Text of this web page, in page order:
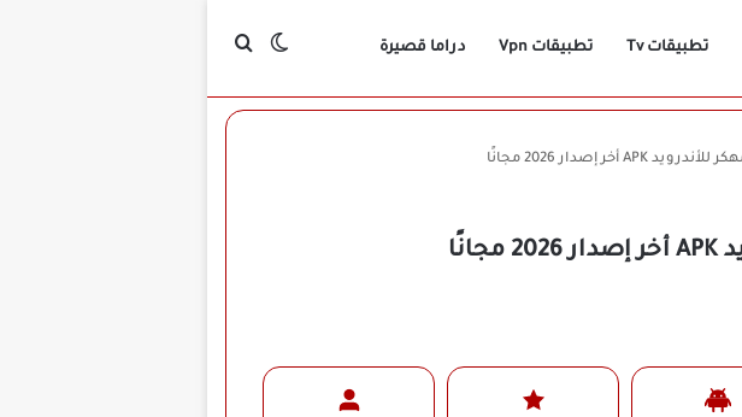
تطبيقات Tv تطبيقات Vpn دراما قصيرة الوضع المظلم
بحث عن